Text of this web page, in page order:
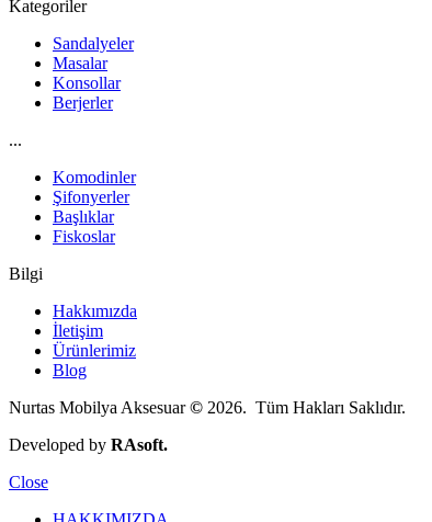
Kategoriler
Sandalyeler
Masalar
Konsollar
Berjerler
...
Komodinler
Şifonyerler
Başlıklar
Fiskoslar
Bilgi
Hakkımızda
İletişim
Ürünlerimiz
Blog
Nurtas Mobilya Aksesuar© 2026. Tüm Hakları Saklıdır.
Developed by RAsoft.
Close